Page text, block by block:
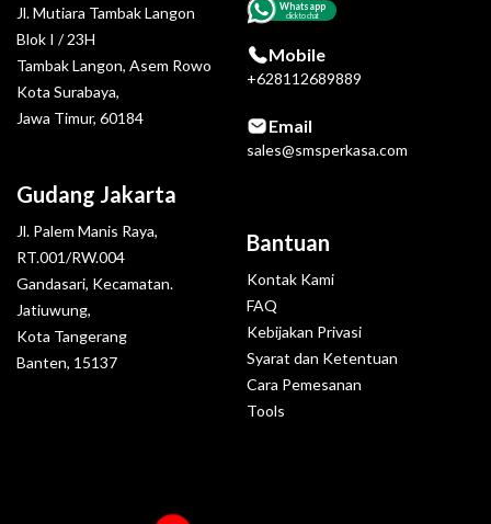
Jl. Mutiara Tambak Langon
Blok I / 23H
Tambak Langon, Asem Rowo
Kota Surabaya,
Jawa Timur, 60184
Gudang Jakarta
Jl. Palem Manis Raya,
RT.001/RW.004
Gandasari, Kecamatan.
Jatiuwung,
Kota Tangerang
Banten, 15137
Whatsapp
click to chat
Mobile
+628112689889
Email
sales@smsperkasa.com
Bantuan
Kontak Kami
FAQ
Kebijakan Privasi
Syarat dan Ketentuan
Cara Pemesanan
Tools